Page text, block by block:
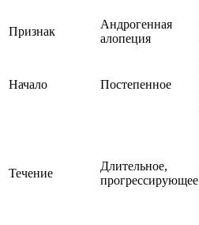
Признак
Андрогенная
алопеция
Начало Постепенное
Течение
Длительное,
прогрессирующее